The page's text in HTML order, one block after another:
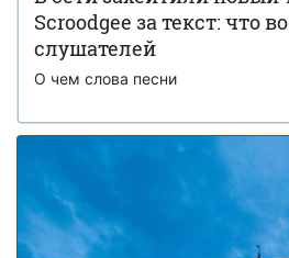
05 июля 15:12 Неожиданный
выпустила клип, в котором она
Scroodgee за текст: что
слушателей
О чем слова песни